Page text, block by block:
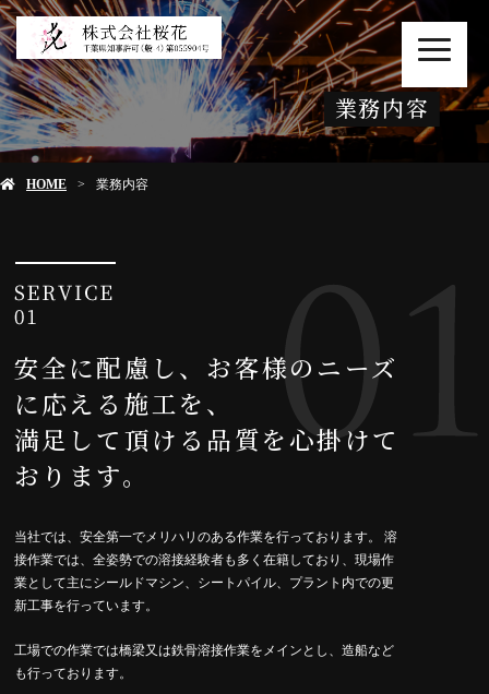
業務内容
HOME 業務内容
安全に配慮し、お客様のニーズ
に応える施工を、
満足して頂ける品質を心掛けて
おります。
当社では、安全第一でメリハリのある作業を行っております。 溶
接作業では、全姿勢での溶接経験者も多く在籍しており、現場作
業として主にシールドマシン、シートパイル、プラント内での更
新工事を行っています。
工場での作業では橋梁又は鉄骨溶接作業をメインとし、造船など
も行っております。